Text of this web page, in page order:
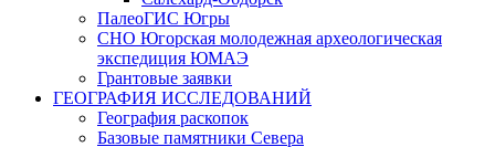
ПалеоГИС Югры
СНО Югорская молодежная археологическая
экспедиция ЮМАЭ
Грантовые заявки
ГЕОГРАФИЯ ИССЛЕДОВАНИЙ
География раскопок
Базовые памятники Севера